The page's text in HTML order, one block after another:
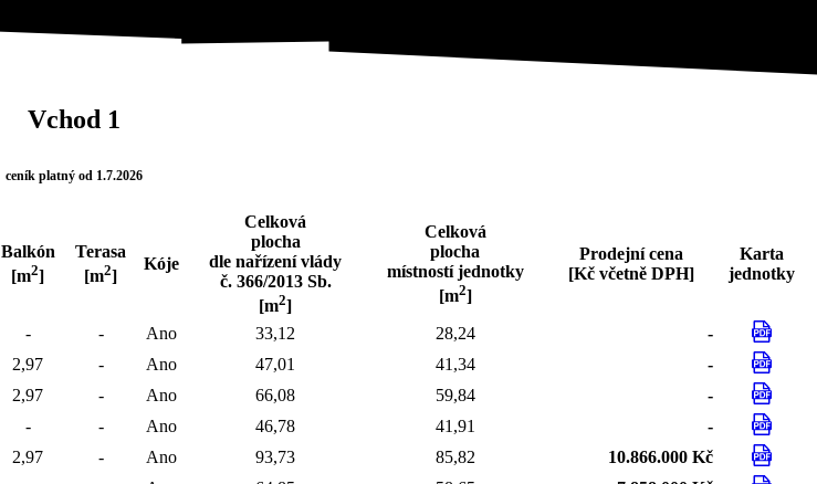
Vchod 1
ceník platný od 1.7.2026
Balkón
[m2]
Terasa
[m2]
Kóje
Celková
plocha
dle nařízení vlády
č. 366/2013 Sb.
[m2]
Celková
plocha
místností jednotky
[m2]
Prodejní cena
[Kč včetně DPH]
Karta
jednotky
- - Ano 33,12 28,24
-
2,97 - Ano 47,01 41,34
-
2,97 - Ano 66,08 59,84
-
- - Ano 46,78 41,91
-
2,97 - Ano 93,73 85,82
10.866.000 Kč